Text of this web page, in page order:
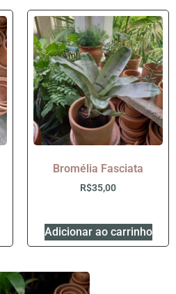
Bromélia Fasciata
R$35,00
Adicionar ao carrinho